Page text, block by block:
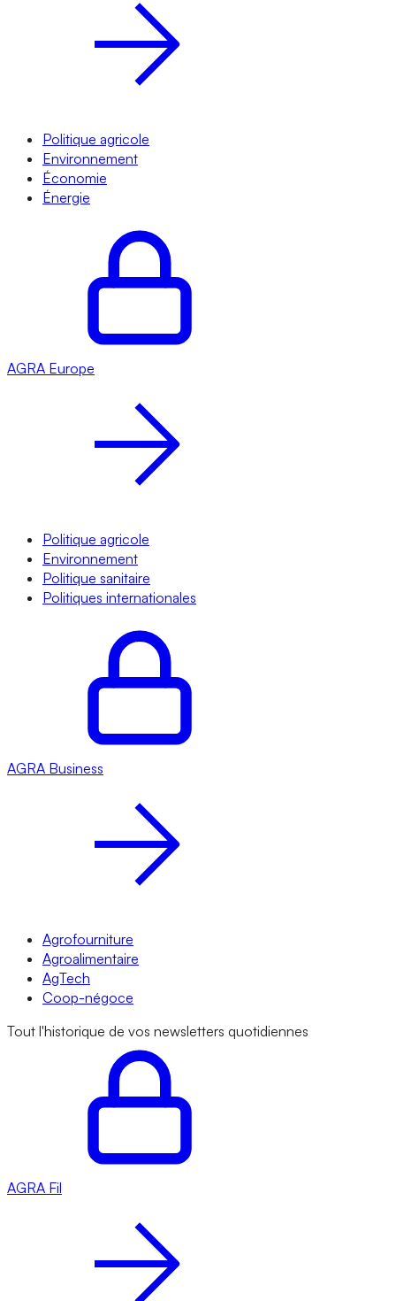
Politique agricole
Environnement
Économie
Énergie
AGRA Europe
Politique agricole
Environnement
Politique sanitaire
Politiques internationales
AGRA Business
Agrofourniture
Agroalimentaire
AgTech
Coop-négoce
Tout l'historique de vos newsletters quotidiennes
AGRA Fil